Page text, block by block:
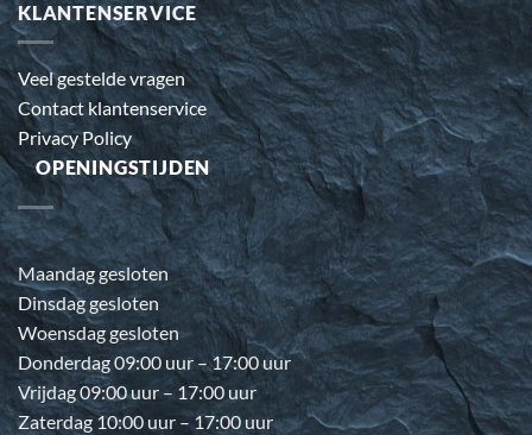
KLANTENSERVICE
Veel gestelde vragen
Contact klantenservice
Privacy Policy
OPENINGSTIJDEN
Maandag gesloten
Dinsdag gesloten
Woensdag gesloten
Donderdag 09:00 uur – 17:00 uur
Vrijdag 09:00 uur – 17:00 uur
Zaterdag 10:00 uur – 17:00 uur